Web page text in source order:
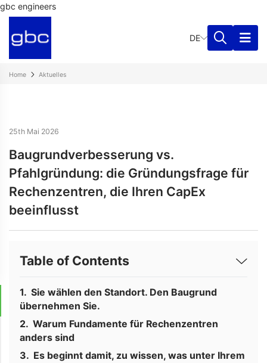
gbc engineers
DE
Home Aktuelles
25th Mai 2026
Baugrundverbesserung vs.
Pfahlgründung: die Gründungsfrage für
Rechenzentren, die Ihren CapEx
beeinflusst
Table of Contents
Sie wählen den Standort. Den Baugrund
übernehmen Sie.
Warum Fundamente für Rechenzentren
anders sind
Es beginnt damit, zu wissen, was unter Ihrem